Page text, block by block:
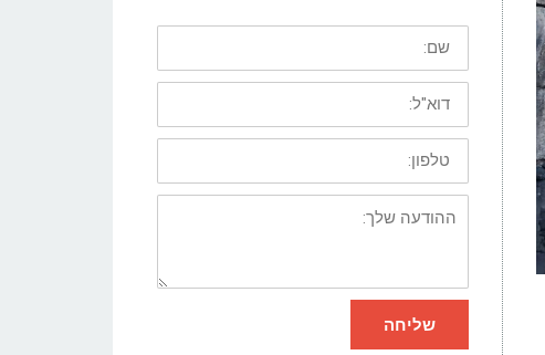
שם:
דוא"ל:
טלפון:
ההודעה
שלך:
שליחה